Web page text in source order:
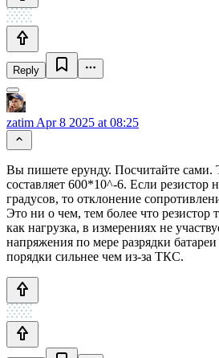
Reply
zatim Apr 8 2025 at 08:25
Вы пишете ерунду. Посчитайте
составляет 600*10^-6. Если резистор
градусов, то отклонение
Это ни о чем, тем более что резистор
как нагрузка, в измерениях не
напряжения по мере разрядки батареи
порядки сильнее чем из-за ТКС.